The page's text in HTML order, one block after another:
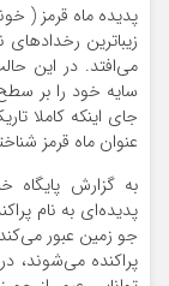
زیباترین
می‌افتد. در این
سایه خود را بر
جای اینکه کاملا
عنوان ماه قرمز
به گزارش
پدیده‌ای به نام
جو زمین عبور
پراکنده می‌شوند،